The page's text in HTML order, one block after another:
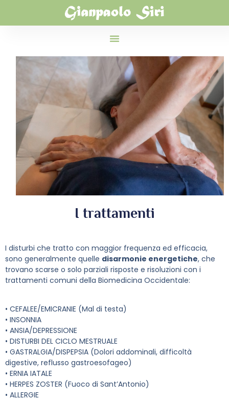
I trattamenti
I disturbi che tratto con maggior frequenza ed efficacia,
sono generalmente quelle disarmonie energetiche, che
trovano scarse o solo parziali risposte e risoluzioni con i
trattamenti comuni della Biomedicina Occidentale:
• CEFALEE/EMICRANIE (Mal di testa)
• INSONNIA
• ANSIA/DEPRESSIONE
• DISTURBI DEL CICLO MESTRUALE
• GASTRALGIA/DISPEPSIA (Dolori addominali, difficoltà
digestive, reflusso gastroesofageo)
• ERNIA IATALE
• HERPES ZOSTER (Fuoco di Sant’Antonio)
• ALLERGIE